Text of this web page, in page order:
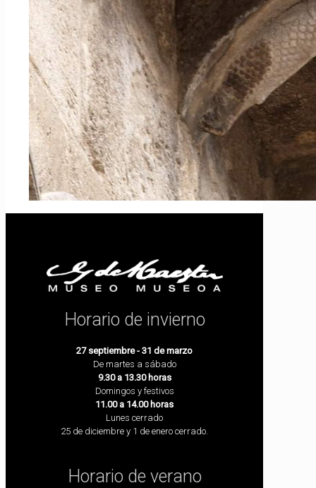
Horario de invierno
27 septiembre - 31 de marzo
De martes a sábado
9.30 a 13.30 horas
Domingos y festivos
11.00 a 14.00 horas
Lunes cerrado
25 de diciembre y 1 de enero cerrado.
Horario de verano